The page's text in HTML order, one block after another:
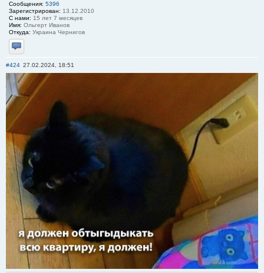
Сообщения: 5396
Зарегистрирован: 13.12.2010
С нами: 15 лет 7 месяцев
Имя: Ольгерт Иванов
Откуда: Украина Чернигов
Отправить личное сообщение
#424 27.02.2024, 18:51